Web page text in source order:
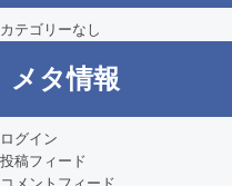
ン
カテゴリーなし
メタ情報
ログイン
投稿フィード